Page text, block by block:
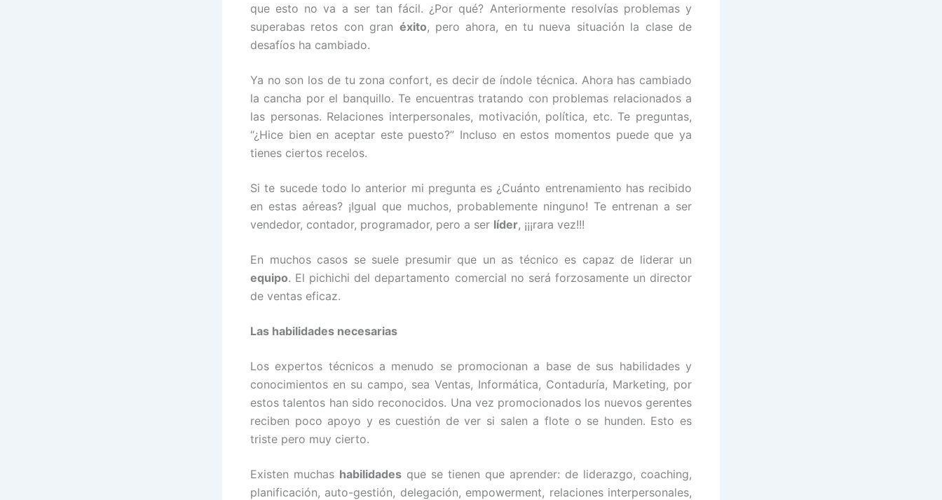
que esto no va a ser tan fácil. ¿Por qué? Anteriormente resolvías problemas y
superabas retos con gran éxito, pero ahora, en tu nueva situación la clase de
desafíos ha cambiado.
Ya no son los de tu zona confort, es decir de índole técnica. Ahora has cambiado
la cancha por el banquillo. Te encuentras tratando con problemas relacionados a
las personas. Relaciones interpersonales, motivación, política, etc. Te preguntas,
“¿Hice bien en aceptar este puesto?” Incluso en estos momentos puede que ya
tienes ciertos recelos.
Si te sucede todo lo anterior mi pregunta es ¿Cuánto entrenamiento has recibido
en estas aéreas? ¡Igual que muchos, probablemente ninguno! Te entrenan a ser
vendedor, contador, programador, pero a ser líder, ¡¡¡rara vez!!!
En muchos casos se suele presumir que un as técnico es capaz de liderar un
equipo. El pichichi del departamento comercial no será forzosamente un director
de ventas eficaz.
Las habilidades necesarias
Los expertos técnicos a menudo se promocionan a base de sus habilidades y
conocimientos en su campo, sea Ventas, Informática, Contaduría, Marketing, por
estos talentos han sido reconocidos. Una vez promocionados los nuevos gerentes
reciben poco apoyo y es cuestión de ver si salen a flote o se hunden. Esto es
triste pero muy cierto.
Existen muchas habilidades que se tienen que aprender: de liderazgo, coaching,
planificación, auto-gestión, delegación, empowerment, relaciones interpersonales,